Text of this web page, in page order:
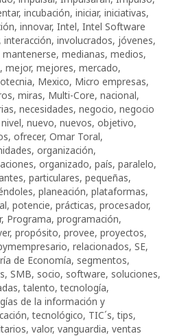
, incubación, iniciar, iniciativas,
, innovar, Intel, Intel Software
interacción, involucrados, jóvenes,
mantenerse, medianas, medios,
, mejor, mejores, mercado,
, Mexico, Micro empresas,
, miras, Multi-Core, nacional,
, necesidades, negocio, negocio
nivel, nuevo, nuevos, objetivo,
, ofrecer, Omar Toral,
, organización,
, organizado, país, paralelo,
, particulares, pequeñas,
, planeación, plataformas,
, potencie, prácticas, procesador,
, Programa, programación,
, propósito, provee, proyectos,
, relacionados, SE,
de Economía, segmentos,
, SMB, socio, software, soluciones,
,talento,tecnología,
de la información y
,tecnológico, TIC´s,tips,
, valor, vanguardia, ventas